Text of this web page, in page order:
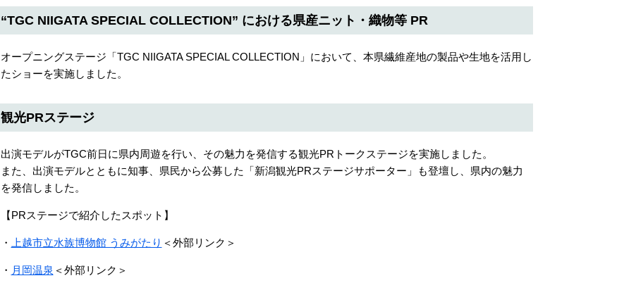
“TGC NIIGATA SPECIAL COLLECTION” における県産ニット・織物等 PR
オープニングステージ「TGC NIIGATA SPECIAL COLLECTION」において、本県繊維産地の製品や生地を活用し
たショーを実施しました。
観光PRステージ
出演モデルがTGC前日に県内周遊を行い、その魅力を発信する観光PRトークステージを実施しました。
また、出演モデルとともに知事、県民から公募した「新潟観光PRステージサポーター」も登壇し、県内の魅力
を発信しました。
【PRステージで紹介したスポット】
・ 上越市立水族博物館 うみがたり ＜外部リンク＞
・ 月岡温泉 ＜外部リンク＞